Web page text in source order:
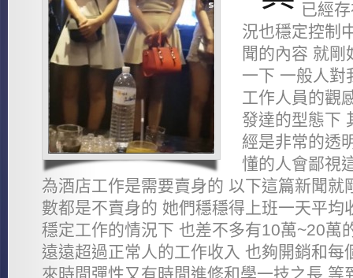
已經
況也穩定控制
聞的內容 就剛
一下 一般人對
工作人員的觀
發達的型態下
經是非常的透
懂的人會鄙視
為酒店工作是需要賣身的 以下這篇新聞就
數都是不賣身的 她們穩穩得上班一天平均
穩定工作的情況下 也差不多有10萬~20萬
遠遠超過正常人的工作收入 也夠開銷和每
來時間彈性又有時間進修和學一技之長 等